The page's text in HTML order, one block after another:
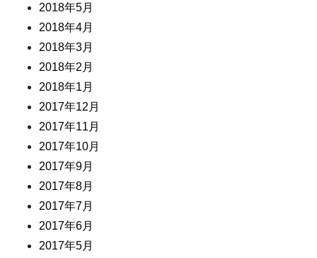
2018年5月
2018年4月
2018年3月
2018年2月
2018年1月
2017年12月
2017年11月
2017年10月
2017年9月
2017年8月
2017年7月
2017年6月
2017年5月